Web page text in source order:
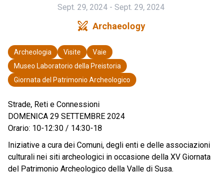
Sept. 29, 2024 - Sept. 29, 2024
swords Archaeology
Archeologia Visite
Vaie
Museo Laboratorio della Preistoria
Giornata del Patrimonio Archeologico
Strade, Reti e Connessioni
DOMENICA 29 SETTEMBRE 2024
Orario: 10-12:30 / 14:30-18
Iniziative a cura dei Comuni, degli enti e delle associazioni
culturali nei siti archeologici in occasione della XV Giornata
del Patrimonio Archeologico della Valle di Susa.